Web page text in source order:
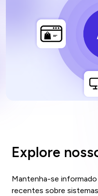
Explore
Mantenha-se
recentes sobre